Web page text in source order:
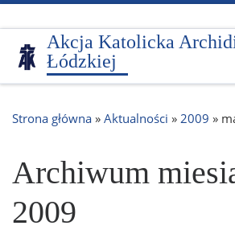
Przejdź do treści
Akcja Katolicka
Łódzkiej
Strona główna » Aktualności » 2009 »
Archiwum
2009